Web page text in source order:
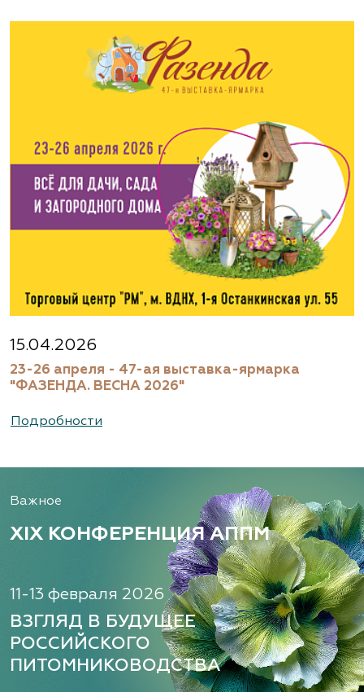
15.04.2026
23-26 апреля - 47-ая выставка-ярмарка
"ФАЗЕНДА. ВЕСНА 2026"
Подробности
Важное
XIX КОНФЕРЕНЦИЯ АППМ
11-13 февраля 2026
ВЗГЛЯД В БУДУЩЕЕ
РОССИЙСКОГО
ПИТОМНИКОВОДСТВА